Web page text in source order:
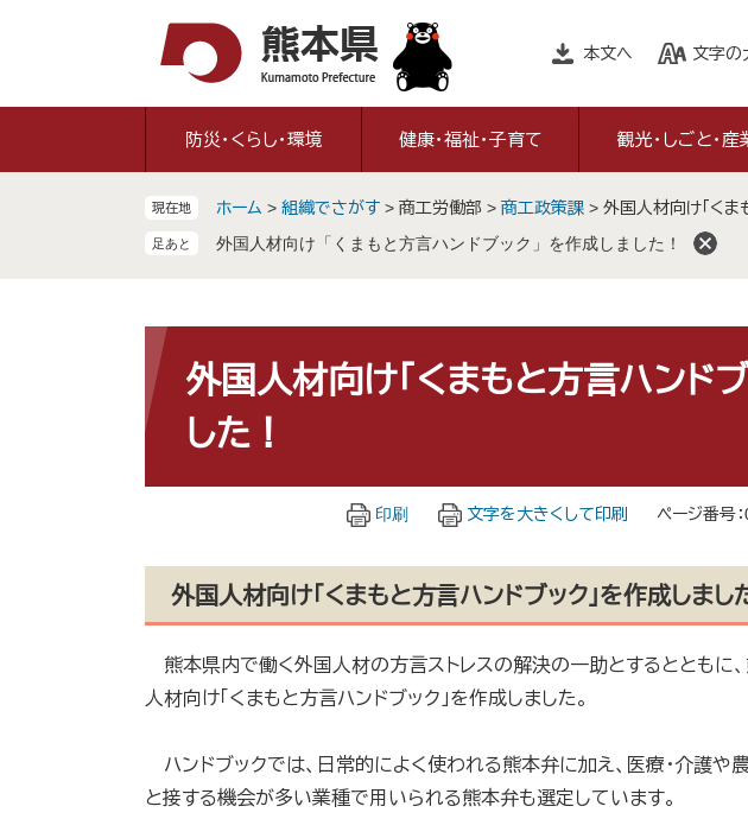
本文へ 文字の
防災・くらし・環境 健康・福祉・子育て 観光・しごと・産
現在地 ホーム > 組織でさがす > 商工労働部 > 商工政策課 > 外国人材向け「くま
外国人材向け「くまもと方言ハンドブック」を作成しました！
文
外国人材向け「くまもと方言ハンド
した！
印刷 文字を大きくして印刷 ページ番号
外国人材向け「くまもと方言ハンドブック」を作成しまし
熊本県内で働く外国人材の方言ストレスの解決の一助とするとともに
人材向け「くまもと方言ハンドブック」を作成しました。
ハンドブックでは、日常的によく使われる熊本弁に加え、医療・介護や
と接する機会が多い業種で用いられる熊本弁も選定しています。